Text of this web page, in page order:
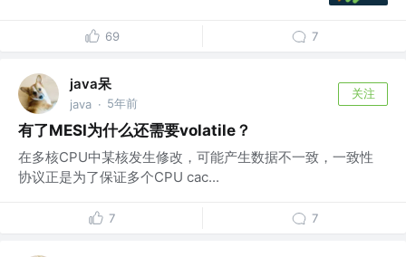
69 7
java呆
java · 5年前
关注
有了MESI为什么还需要volatile？
在多核CPU中某核发生修改，可能产生数据不一致，一致性
协议正是为了保证多个CPU cac...
7 7